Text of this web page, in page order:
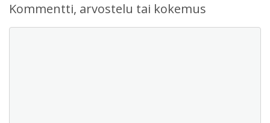
Kommentti, arvostelu tai kokemus